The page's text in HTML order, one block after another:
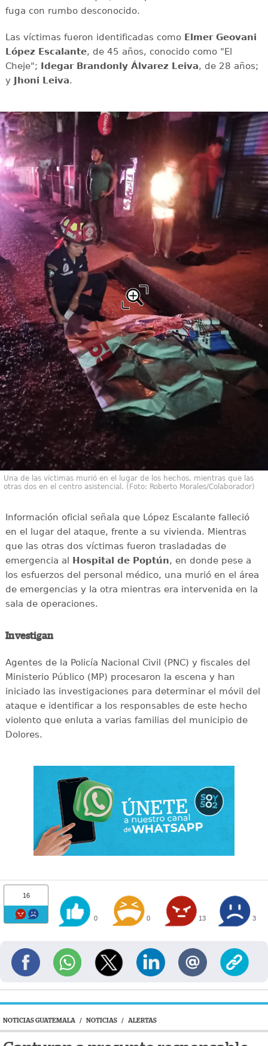
fuga con rumbo desconocido.
Las víctimas fueron identificadas como Elmer Geovani
López Escalante, de 45 años, conocido como "El
Cheje";
Idegar Brandonly Álvarez Leiva, de 28 años;
y
Jhoni Leiva.
Una de las víctimas murió en el lugar de los hechos, mientras que las
otras dos en el centro asistencial. (Foto: Roberto Morales/Colaborador)
Información oficial señala que López Escalante falleció
en el lugar del ataque, frente a su vivienda. Mientras
que las otras dos víctimas fueron trasladadas de
emergencia al Hospital de Poptún, en donde pese a
los esfuerzos del personal médico, una murió en el área
de emergencias y la otra mientras era intervenida en la
sala de operaciones.
Investigan
Agentes de la Policía Nacional Civil (PNC) y fiscales del
Ministerio Público (MP) procesaron la escena y han
iniciado las investigaciones para determinar el móvil del
ataque e identificar a los responsables de este hecho
violento que enluta a varias familias del municipio de
Dolores.
16
0 0 13 3
NOTICIAS GUATEMALA / NOTICIAS / ALERTAS